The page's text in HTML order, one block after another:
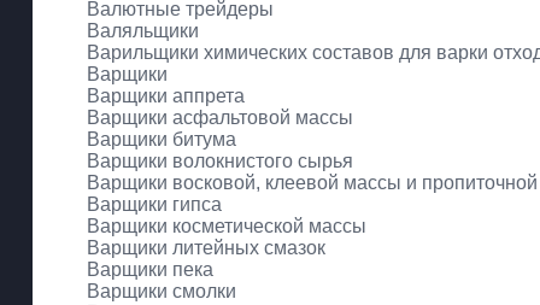
Валютные трейдеры
Валяльщики
Варильщики химических составов для варки
Варщики
Варщики аппрета
Варщики асфальтовой массы
Варщики битума
Варщики волокнистого сырья
Варщики восковой, клеевой массы и
Варщики гипса
Варщики косметической массы
Варщики литейных смазок
Варщики пека
Варщики смолки